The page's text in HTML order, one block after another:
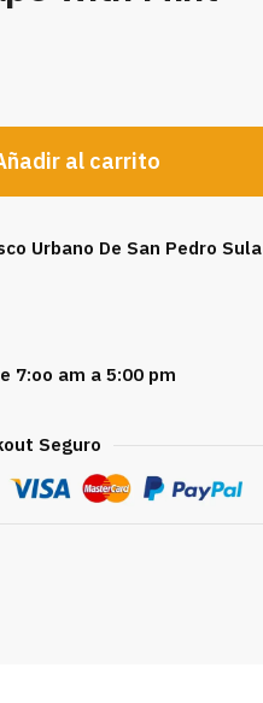
al carrito
Urbano De San Pedro Sula
7:oo am a 5:00 pm
Seguro